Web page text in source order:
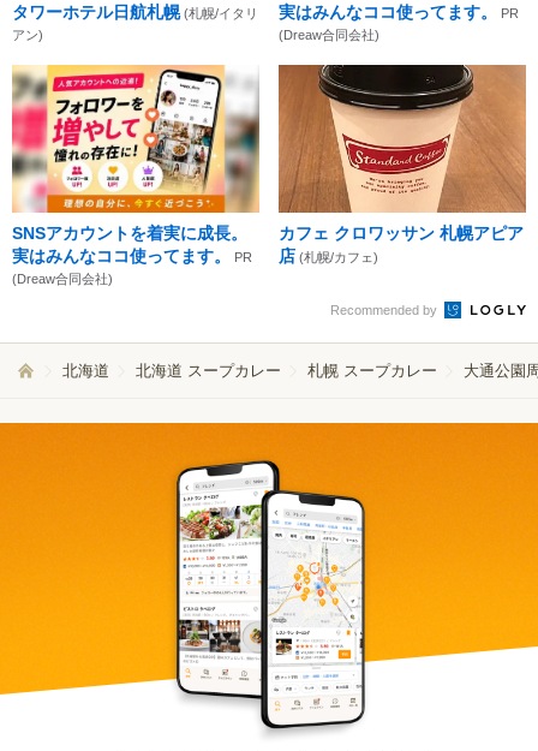
タワーホテル日航札幌 (札幌/イタリ
アン)
実はみんなココ使ってます。
PR
(Dreaw合同会社)
SNSアカウントを着実に成長。
実はみんなココ使ってます。
PR
(Dreaw合同会社)
カフェ クロワッサン 札幌アピア
店 (札幌/カフェ)
Recommended by
北海道 北海道 スープカレー 札幌 スープカレー 大通公園